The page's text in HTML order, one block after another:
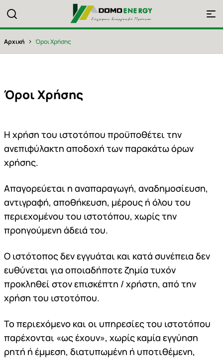
προς
το
κυρίως
περιεχόμενο
DOMO ENERGY Logo
Breadcrumb
Αρχική › Όροι Χρήσης
Όροι Χρήσης
Η χρήση του ιστοτόπου προϋποθέτει την
ανεπιφύλακτη αποδοχή των παρακάτω όρων
χρήσης.
Απαγορεύεται η αναπαραγωγή, αναδημοσίευση,
αντιγραφή, αποθήκευση, μέρους ή όλου του
περιεχομένου του ιστοτόπου, χωρίς την
προηγούμενη άδειά του.
Ο ιστότοπος δεν εγγυάται και κατά συνέπεια δεν
ευθύνεται για οποιαδήποτε ζημία τυχόν
προκληθεί στον επισκέπτη / χρήστη, από την
χρήση του ιστοτόπου.
Το περιεχόμενο και οι υπηρεσίες του ιστοτόπου
παρέχονται «ως έχουν», χωρίς καμία εγγύηση
ρητή ή έμμεση, διατυπωμένη ή υποτιθέμενη,